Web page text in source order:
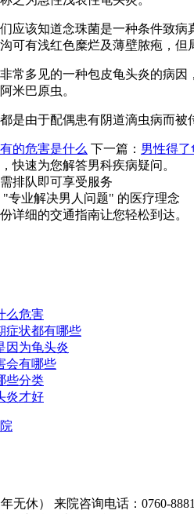
该知道念珠菌是一种条件致病
可有浅红色糜烂及薄壁脓疱，
多见的一种包皮龟头炎的病因
米巴原虫。
由于配偶患有阴道滴虫病而被
的危害是什么 下一篇： 男性得
快速为您解答男科疾病疑问。
排队即可享受服务
专业解决男人问题" 的医疗理念
详细的交通指南让您轻松到达。
么危害
症状都有哪些
因为龟头炎
会有哪些
些分类
炎才好
无休） 来院咨询电话：0760-